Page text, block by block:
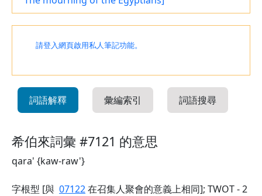
請登入網頁啟用私人筆記功能。
詞語解釋 彙編索引 詞語搜尋
希伯來詞彙 #7121 的意思
qara' {kaw-raw'}
字根型 [與 07122在召集人聚會的意義上相同]; TWOT - 2